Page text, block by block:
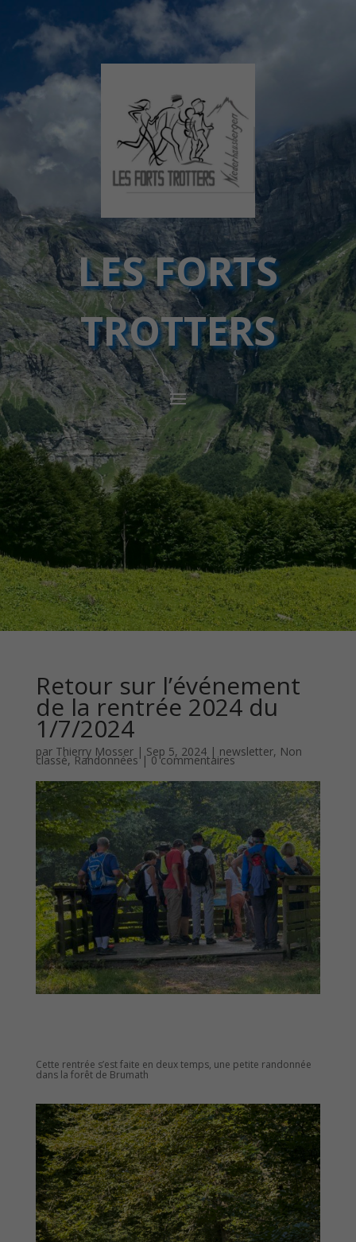
LES FORTS
TROTTERS
Retour sur l’événement
de la rentrée 2024 du
1/7/2024
par Thierry Mosser| Sep 5, 2024| newsletter, Non
classé,Randonnées|0 commentaires
Cette rentrée s’est faite en deux temps, une petite randonnée
dans la forêt de Brumath